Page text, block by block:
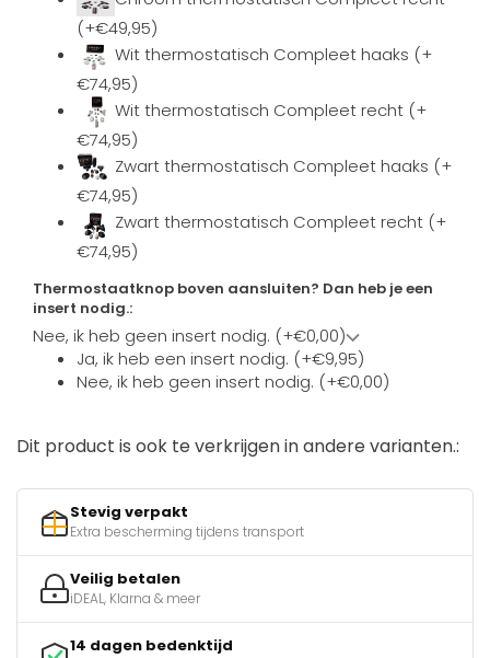
(+€49,95)
Wit thermostatisch Compleet haaks (+
€74,95)
Wit thermostatisch Compleet recht (+
€74,95)
Zwart thermostatisch Compleet haaks (+
€74,95)
Zwart thermostatisch Compleet recht (+
€74,95)
Thermostaatknop boven aansluiten? Dan heb je een
insert nodig.:
Nee, ik heb geen insert nodig. (+€0,00)
Ja, ik heb een insert nodig. (+€9,95)
Nee, ik heb geen insert nodig. (+€0,00)
Dit product is ook te verkrijgen in andere varianten.:
Stevig verpakt
Extra bescherming tijdens transport
Veilig betalen
iDEAL, Klarna & meer
14 dagen bedenktijd